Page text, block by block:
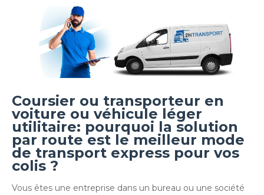
Coursier ou transporteur en
voiture ou véhicule léger
utilitaire: pourquoi la solution
par route est le meilleur mode
de transport express pour vos
colis ?
Vous êtes une entreprise dans un bureau ou une société